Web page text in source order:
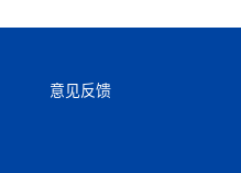
意见反馈